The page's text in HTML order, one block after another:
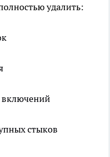
удалить:
включений
стыков